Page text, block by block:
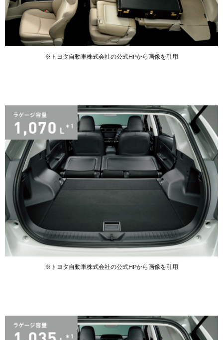
※トヨタ自動車株式会社の公式HPから画像を引用
※トヨタ自動車株式会社の公式HPから画像を引用